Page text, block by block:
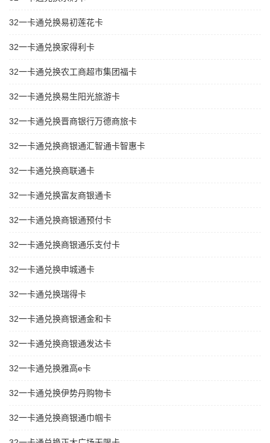
32一卡通兑换易初莲花卡
32一卡通兑换家得利卡
32一卡通兑换农工商超市集团福卡
32一卡通兑换易生阳光旅游卡
32一卡通兑换晋商银行万德商旅卡
32一卡通兑换商银通汇智通卡智惠卡
32一卡通兑换商联通卡
32一卡通兑换富友商银通卡
32一卡通兑换商银通预付卡
32一卡通兑换商银通乐支付卡
32一卡通兑换申城通卡
32一卡通兑换瑞得卡
32一卡通兑换商银通金和卡
32一卡通兑换商银通发达卡
32一卡通兑换雅高e卡
32一卡通兑换伊势丹购物卡
32一卡通兑换商银通巾帼卡